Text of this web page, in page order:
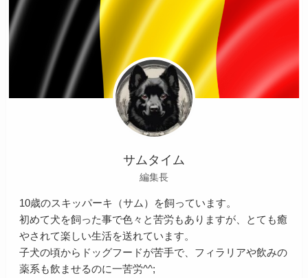
サムタイム
編集長
10歳のスキッパーキ（サム）を飼っています。
初めて犬を飼った事で色々と苦労もありますが、とても癒
やされて楽しい生活を送れています。
子犬の頃からドッグフードが苦手で、フィラリアや飲みの
薬系も飲ませるのに一苦労^^;